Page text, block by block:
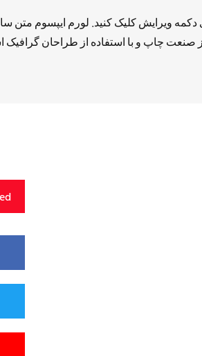
دکمه ویرایش کلیک کنید. لورم ایپسوم متن
صنعت چاپ و با استفاده از طراحان گرافیک